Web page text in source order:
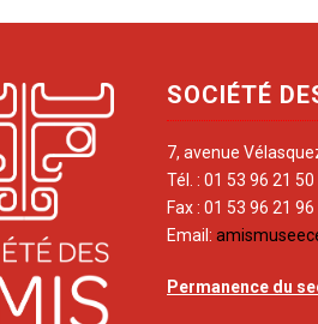
SOCIÉTÉ
7, avenue
Tél. : 01 53 96 21 50
Fax : 01 53 96 21 96
Email:
Permanence du